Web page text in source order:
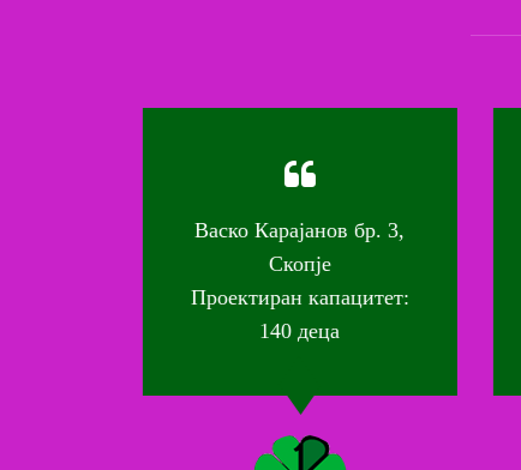
Васко Карајанов бр. 3,
Скопје
Проектиран капацитет:
140 деца